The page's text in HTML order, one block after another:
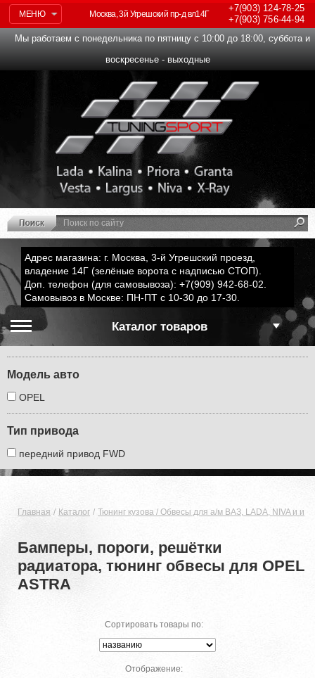
МЕНЮ
+7(903)124-78-25
+7(903)756-44-94
Москва, 3й Угрешский пр-д вл14Г
Мы работаем с понедельника по пятницу с 10:00 до 18:00, суббота и
воскресенье - выходные
Адрес магазина: г. Москва, 3-й Угрешский проезд,
владение 14Г (зелёные ворота с надписью СТОП).
Доп. телефон (для самовывоза): +7(909) 942-68-02.
Самовывоз в Москве: ПН-ПТ с 10-30 до 17-30.
Каталог товаров
Модель авто
OPEL
Тип привода
передний привод FWD
Главная Каталог Тюнинг кузова / Обвесы для а/м ВАЗ, LADA, NIVA и
Бамперы, пороги, решётки
радиатора, тюнинг обвесы для OPEL
ASTRA
Сортировать товары по:
Отображение: